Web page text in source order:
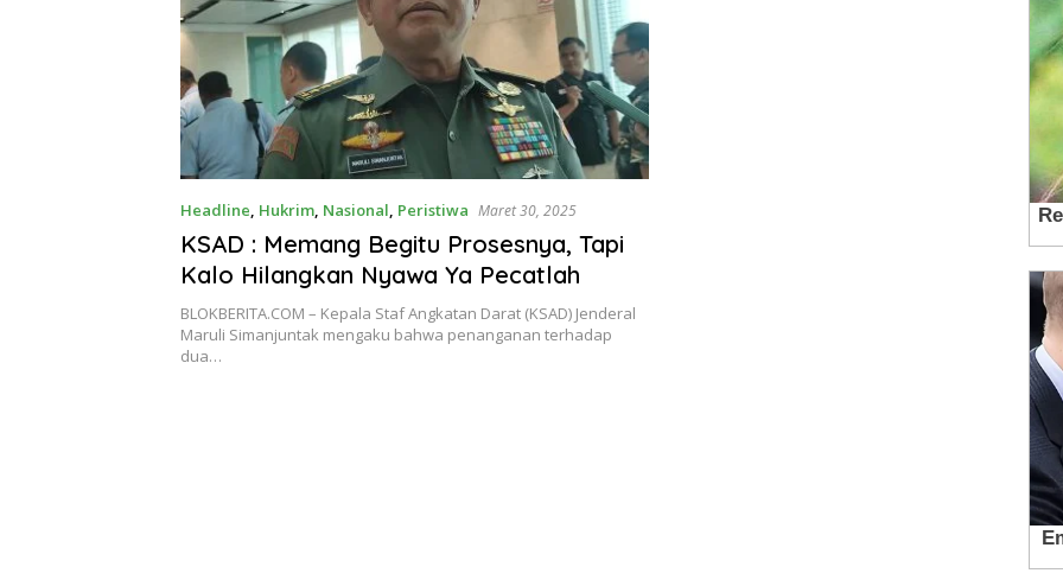
Headline, Hukrim, Nasional, Peristiwa Maret 30, 2025
KSAD : Memang Begitu Prosesnya, Tapi
Kalo Hilangkan Nyawa Ya Pecatlah
BLOKBERITA.COM – Kepala Staf Angkatan Darat (KSAD) Jenderal
Maruli Simanjuntak mengaku bahwa penanganan terhadap
dua…